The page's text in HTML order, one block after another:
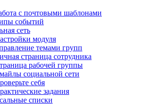
с почтовыми шаблонами
событий
сеть
модуля
темами групп
страница сотрудника
рабочей группы
социальной сети
себя
задания
списки